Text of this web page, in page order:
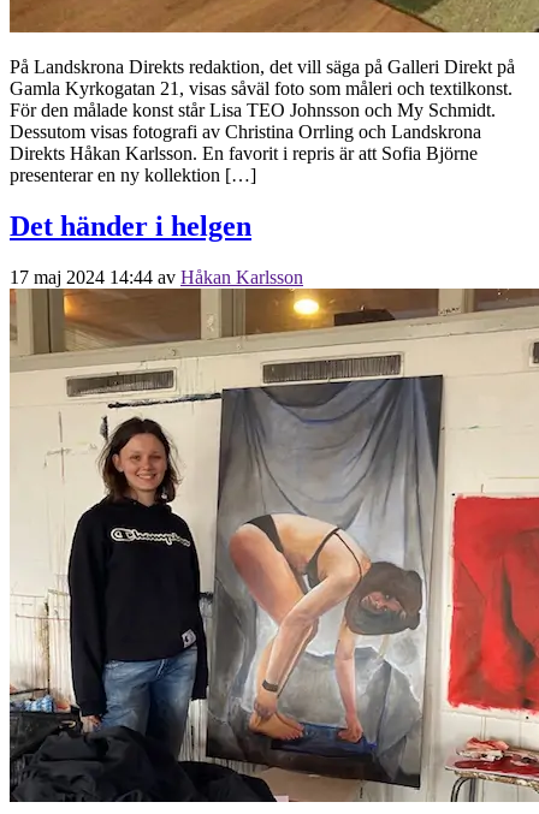
På Landskrona Direkts redaktion, det vill säga på Galleri Direkt på
Gamla Kyrkogatan 21, visas såväl foto som måleri och textilkonst.
För den målade konst står Lisa TEO Johnsson och My Schmidt.
Dessutom visas fotografi av Christina Orrling och Landskrona
Direkts Håkan Karlsson. En favorit i repris är att Sofia Björne
presenterar en ny kollektion […]
Det händer i helgen
17 maj 2024 14:44 av Håkan Karlsson